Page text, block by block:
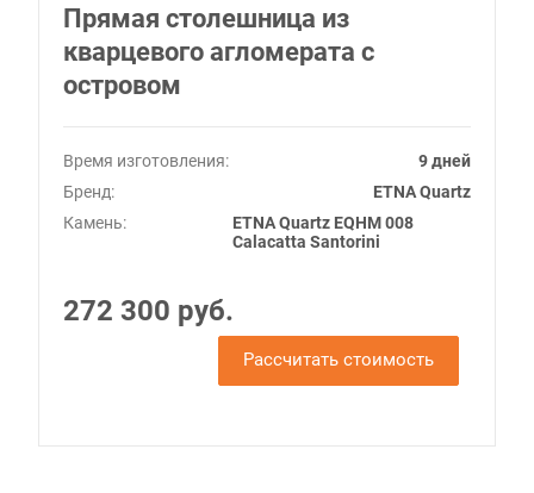
Прямая столешница из
кварцевого агломерата с
островом
Время изготовления:
9 дней
Бренд:
ETNA Quartz
Камень:
ETNA Quartz EQHM 008
Calacatta Santorini
272 300 руб.
Рассчитать стоимость